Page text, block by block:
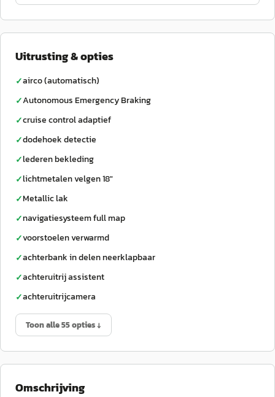
Uitrusting & opties
✓airco (automatisch)
✓Autonomous Emergency Braking
✓cruise control adaptief
✓dodehoek detectie
✓lederen bekleding
✓lichtmetalen velgen 18"
✓Metallic lak
✓navigatiesysteem full map
✓voorstoelen verwarmd
✓achterbank in delen neerklapbaar
✓achteruitrij assistent
✓achteruitrijcamera
Toon alle 55 opties ↓
Omschrijving